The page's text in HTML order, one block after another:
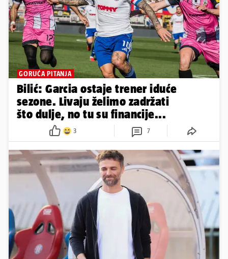
GORUĆA PITANJA
Bilić: Garcia ostaje trener iduće
sezone. Livaju želimo zadržati
što dulje, no tu su financije...
3 7